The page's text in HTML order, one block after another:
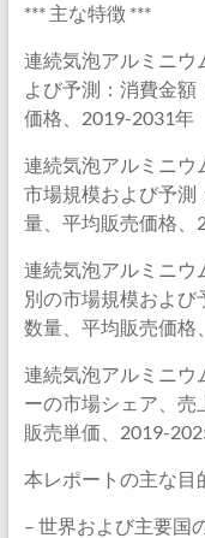
*** 主な特徴 ***
連続気泡アルミニウ
よび予測：消費金
価格、2019-2031年
連続気泡アルミニウ
市場規模および予測
量、平均販売価格、
連続気泡アルミニウ
別の市場規模およ
数量、平均販売価格
連続気泡アルミニウ
ーの市場シェア、売
販売単価、2019-
本レポートの主な目
– 世界および主要国